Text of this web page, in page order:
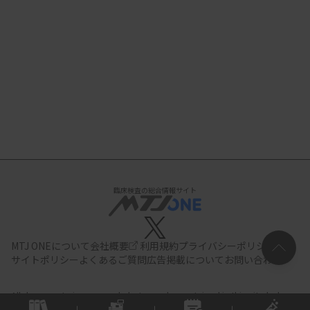
臨床検査の総合情報サイト
MTJ ONEについて会社概要 利用規約プライバシーポリシー
サイトポリシー よくあるご質問広告掲載について お問い合わせ
All documents,images and photographs contained in this site belong